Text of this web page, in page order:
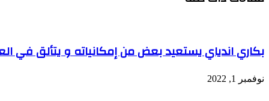
بكاري اندياي يستعيد بعض من إمكانياته و يتألق في
نوفمبر 1, 2022